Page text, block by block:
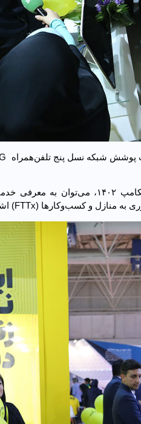
از جمله خدمات و محصولات ارائه شده توسط ایرانسل در